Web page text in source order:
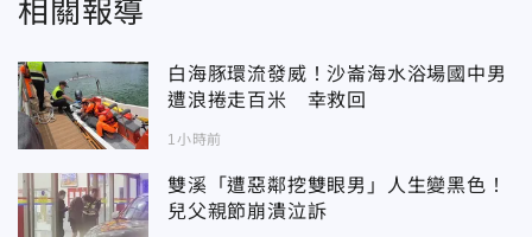
相關報導
白海豚環流發威！沙崙海水浴場國中男
遭浪捲走百米 幸救回
1小時前
雙溪「遭惡鄰挖雙眼男」人生變黑色！
兒父親節崩潰泣訴